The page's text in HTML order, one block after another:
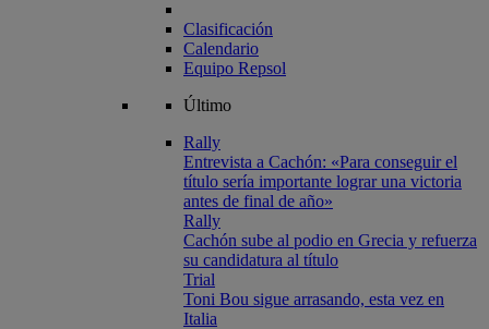
Clasificación
Calendario
Equipo Repsol
Último
Rally
Entrevista a Cachón: «Para conseguir el
título sería importante lograr una victoria
antes de final de año»
Rally
Cachón sube al podio en Grecia y refuerza
su candidatura al título
Trial
Toni Bou sigue arrasando, esta vez en
Italia